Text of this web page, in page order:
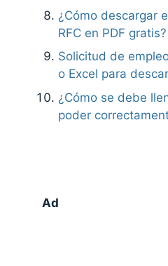
¿Cómo descargar
RFC en PDF gratis?
Solicitud de
o Excel para
¿Cómo se debe
poder
Ad